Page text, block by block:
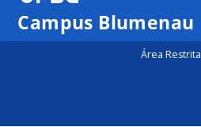
Campus Blumenau
Área Restrita